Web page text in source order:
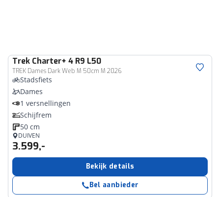
Trek Charter+ 4 R9 L50
TREK Dames Dark Web M 50cm M 2026
Stadsfiets
Dames
1 versnellingen
Schijfrem
50 cm
DUIVEN
3.599,-
Bekijk details
Bel aanbieder